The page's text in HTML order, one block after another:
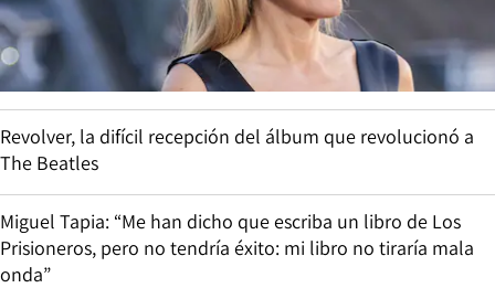
Revolver, la difícil recepción del álbum que revolucionó a
The Beatles
Miguel Tapia: “Me han dicho que escriba un libro de Los
Prisioneros, pero no tendría éxito: mi libro no tiraría mala
onda”